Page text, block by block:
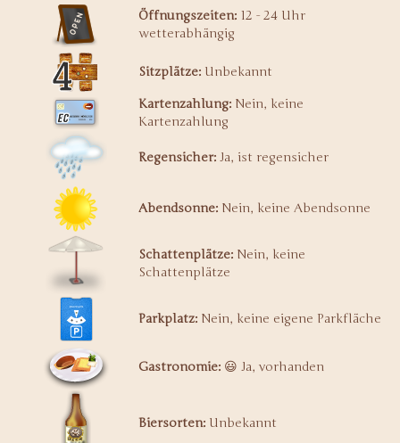
Öffnungszeiten: 12 - 24 Uhr
wetterabhängig
Sitzplätze: Unbekannt
Kartenzahlung: Nein, keine
Kartenzahlung
Regensicher: Ja, ist regensicher
Abendsonne: Nein, keine Abendsonne
Schattenplätze: Nein, keine
Schattenplätze
Parkplatz: Nein, keine eigene Parkfläche
Gastronomie: 😃 Ja, vorhanden
Biersorten: Unbekannt